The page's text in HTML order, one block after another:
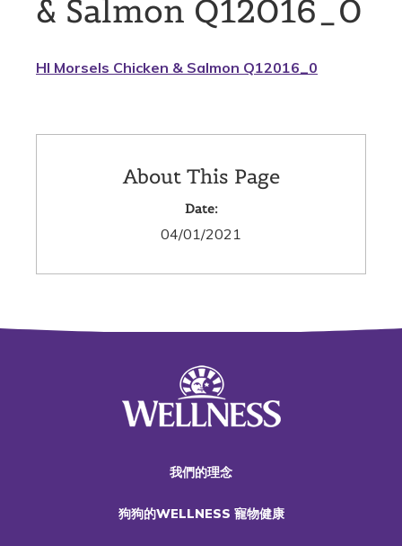
& Salmon Q12016_0
HI Morsels Chicken & Salmon Q12016_0
About This Page
Date:
04/01/2021
我們的理念
狗狗的WELLNESS 寵物健康